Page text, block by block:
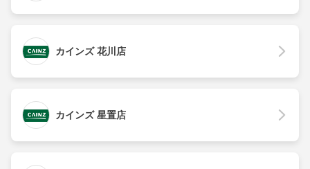
カインズ 花川店
カインズ 星置店